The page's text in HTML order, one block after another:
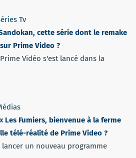
Tv
cette série dont le remake
Prime Video ?
Vidéo s'est lancé dans la
Les Fumiers, bienvenue à la ferme
télé-réalité de Prime Video ?
un nouveau programme